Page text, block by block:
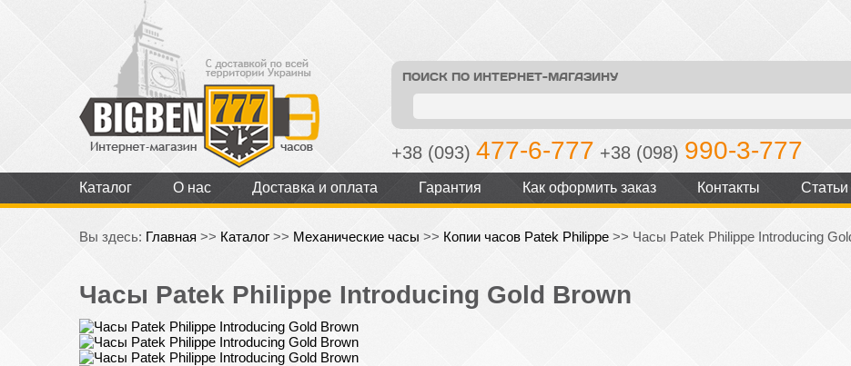
ПОИСК ПО ИНТЕРНЕТ-МАГАЗИНУ
+38 (093)477-6-777 +38 (098) 990-3-777
Каталог О нас Доставка и оплата Гарантия Как оформить заказ Контакты Статьи
Вы здесь: Главная >> Каталог >> Механические часы >> Копии часов Patek Philippe >> Часы Patek Philippe Introducing
Часы Patek Philippe Introducing Gold Brown